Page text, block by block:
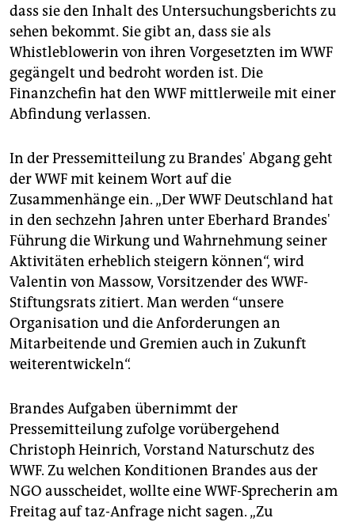
dass sie den Inhalt des Untersuchungsberichts zu
sehen bekommt. Sie gibt an, dass sie als
Whistleblowerin von ihren Vorgesetzten im WWF
gegängelt und bedroht worden ist. Die
Finanzchefin hat den WWF mittlerweile mit einer
Abfindung verlassen.
In der Pressemitteilung zu Brandes' Abgang geht
der WWF mit keinem Wort auf die
Zusammenhänge ein. „Der WWF Deutschland hat
in den sechzehn Jahren unter Eberhard Brandes'
Führung die Wirkung und Wahrnehmung seiner
Aktivitäten erheblich steigern können“, wird
Valentin von Massow, Vorsitzender des WWF-
Stiftungsrats zitiert. Man werden “unsere
Organisation und die Anforderungen an
Mitarbeitende und Gremien auch in Zukunft
weiterentwickeln“.
Brandes Aufgaben übernimmt der
Pressemitteilung zufolge vorübergehend
Christoph Heinrich, Vorstand Naturschutz des
WWF. Zu welchen Konditionen Brandes aus der
NGO ausscheidet, wollte eine WWF-Sprecherin am
Freitag auf taz-Anfrage nicht sagen. „Zu